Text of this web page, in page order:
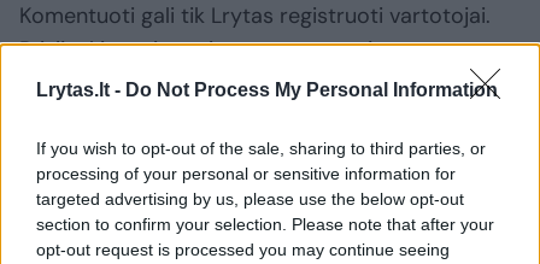
Lrytas.lt - Do Not Process My Personal Information
If you wish to opt-out of the sale, sharing to third parties, or
processing of your personal or sensitive information for
targeted advertising by us, please use the below opt-out
section to confirm your selection. Please note that after your
opt-out request is processed you may continue seeing
Komentuoti gali tik Lrytas registruoti vartotojai.
Prisijunkite prie registruotų vartotojų
bendruomenės ir bendraukite komentaruose!
Rodyti komentarus
Prisijungti komentatoriams